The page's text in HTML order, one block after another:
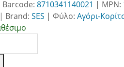
Barcode: 8710341140021 | MPN:
| Brand: SES | Φύλο: Αγόρι-